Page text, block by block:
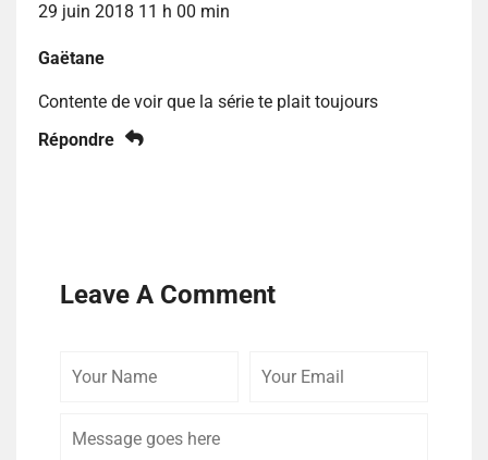
29 juin 2018 11 h 00 min
Gaëtane
Contente de voir que la série te plait toujours
Répondre
Leave A Comment